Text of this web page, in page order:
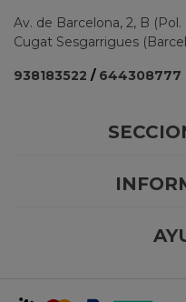
Av. de Barcelona, 2, B
Cugat Sesgarrigues
938183522 / 644308777